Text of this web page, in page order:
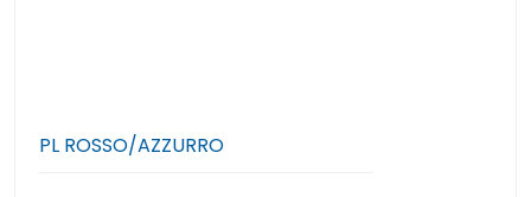
PL ROSSO/AZZURRO